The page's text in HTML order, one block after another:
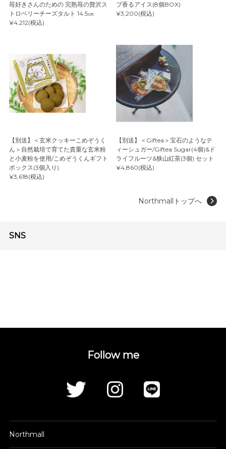
苺好きさんのための 完熟苺の贅沢ス
トロベリーチーズタルト 14.5㎝
¥4,212(税込)
ブ香るアイス(8個BOX)
¥3,200(税込)
【別送】＜玄米クッキーこめぞうく
ん＞自然栽培で育てた貴重な玄米粉
と小麦粉を使用/こめぞうくんギフト
ボックス(3個入り)
¥3,618(税込)
【別送】＜Giftea＞宝石のようなテ
ィーシュガー/Giftea Sugar(4個)&ド
ライフルーツ&狭山紅茶(3個) セット
¥4,860(税込)
Northmallトップへ
SNS
Follow me
Northmall